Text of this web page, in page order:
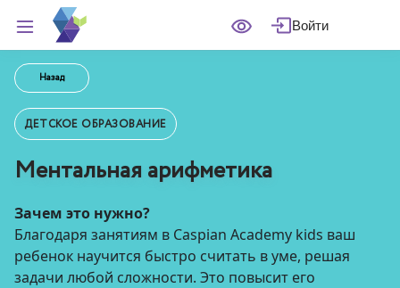
Войти
Назад
ДЕТСКОЕ ОБРАЗОВАНИЕ
Ментальная арифметика
Зачем это нужно?
Благодаря занятиям в Caspian Academy kids ваш
ребенок научится быстро считать в уме, решая
задачи любой сложности. Это повысит его